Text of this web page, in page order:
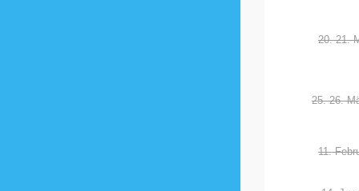
20.-21.
25.-26.
11.